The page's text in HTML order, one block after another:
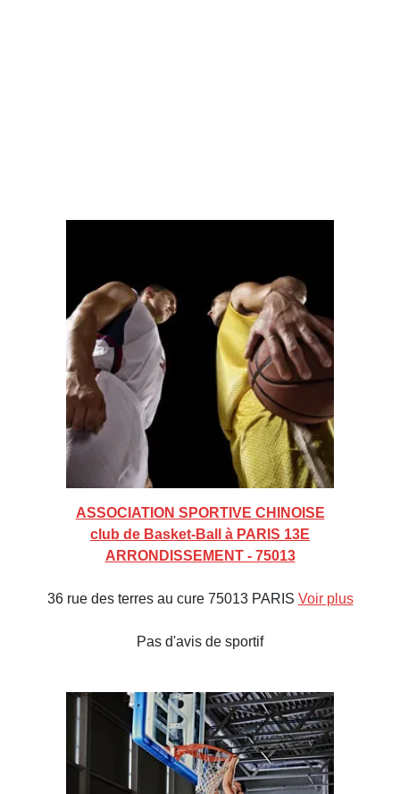
ASSOCIATION SPORTIVE CHINOISE
club de Basket-Ball à PARIS 13E
ARRONDISSEMENT - 75013
36 rue des terres au cure 75013 PARIS Voir plus
Pas d'avis de sportif